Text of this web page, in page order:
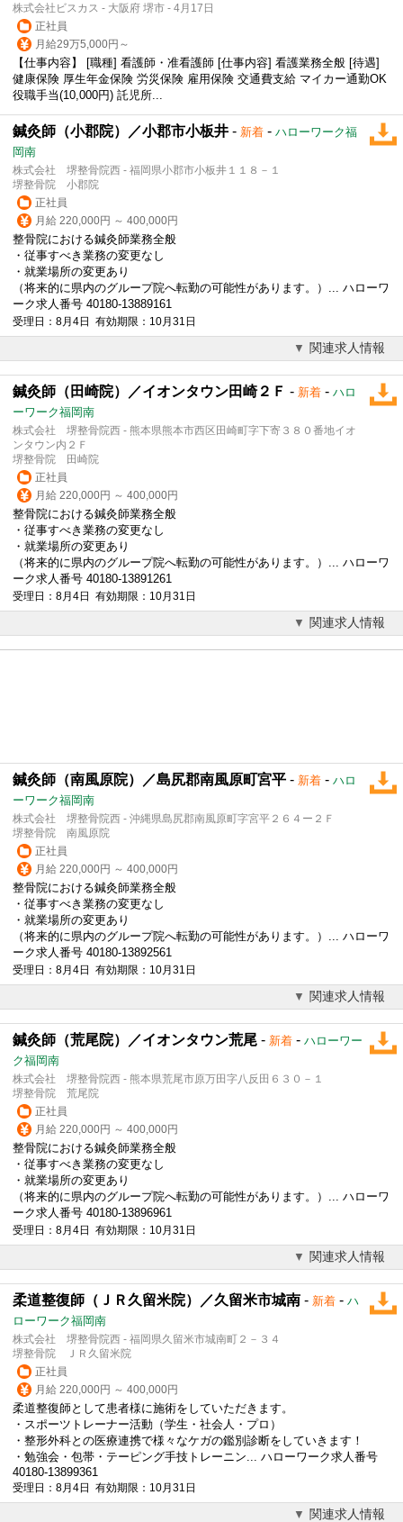
株式会社ビスカス - 大阪府 堺市 - 4月17日
正社員
月給29万5,000円～
【仕事内容】 [職種] 看護師・准看護師 [仕事内容] 看護業務全般 [待遇]
健康保険 厚生年金保険 労災保険 雇用保険 交通費支給 マイカー通勤OK
役職手当(10,000円) 託児所...
鍼灸師（小郡院）／小郡市小板井 - 新着 - ハローワーク福
岡南
株式会社 堺整骨院西 - 福岡県小郡市小板井１１８－１
堺整骨院 小郡院
正社員
月給 220,000円 ～ 400,000円
整骨院における鍼灸師業務全般
・従事すべき業務の変更なし
・就業場所の変更あり
（将来的に県内のグループ院へ転勤の可能性があります。）... ハローワ
ーク求人番号 40180-13889161
受理日：8月4日 有効期限：10月31日
関連求人情報
鍼灸師（田崎院）／イオンタウン田崎２Ｆ - 新着 - ハロ
ーワーク福岡南
株式会社 堺整骨院西 - 熊本県熊本市西区田崎町字下寄３８０番地イオ
ンタウン内２Ｆ
堺整骨院 田崎院
正社員
月給 220,000円 ～ 400,000円
整骨院における鍼灸師業務全般
・従事すべき業務の変更なし
・就業場所の変更あり
（将来的に県内のグループ院へ転勤の可能性があります。）... ハローワ
ーク求人番号 40180-13891261
受理日：8月4日 有効期限：10月31日
関連求人情報
鍼灸師（南風原院）／島尻郡南風原町宮平 - 新着 - ハロ
ーワーク福岡南
株式会社 堺整骨院西 - 沖縄県島尻郡南風原町字宮平２６４ー２Ｆ
堺整骨院 南風原院
正社員
月給 220,000円 ～ 400,000円
整骨院における鍼灸師業務全般
・従事すべき業務の変更なし
・就業場所の変更あり
（将来的に県内のグループ院へ転勤の可能性があります。）... ハローワ
ーク求人番号 40180-13892561
受理日：8月4日 有効期限：10月31日
関連求人情報
鍼灸師（荒尾院）／イオンタウン荒尾 - 新着 - ハローワー
ク福岡南
株式会社 堺整骨院西 - 熊本県荒尾市原万田字八反田６３０－１
堺整骨院 荒尾院
正社員
月給 220,000円 ～ 400,000円
整骨院における鍼灸師業務全般
・従事すべき業務の変更なし
・就業場所の変更あり
（将来的に県内のグループ院へ転勤の可能性があります。）... ハローワ
ーク求人番号 40180-13896961
受理日：8月4日 有効期限：10月31日
関連求人情報
柔道整復師（ＪＲ久留米院）／久留米市城南 - 新着 - ハ
ローワーク福岡南
株式会社 堺整骨院西 - 福岡県久留米市城南町２－３４
堺整骨院 ＪＲ久留米院
正社員
月給 220,000円 ～ 400,000円
柔道整復師として患者様に施術をしていただきます。
・スポーツトレーナー活動（学生・社会人・プロ）
・整形外科との医療連携で様々なケガの鑑別診断をしていきます！
・勉強会・包帯・テーピング手技トレーニン... ハローワーク求人番号
40180-13899361
受理日：8月4日 有効期限：10月31日
関連求人情報